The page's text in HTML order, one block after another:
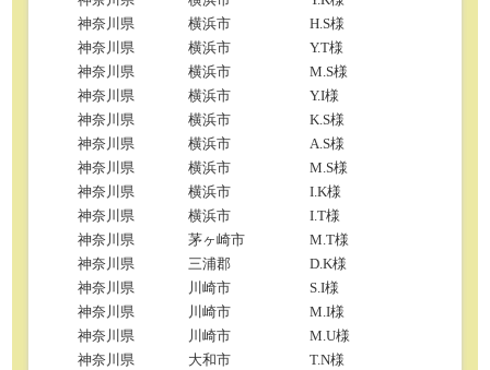
神奈川県
横浜市
H.S様
神奈川県
横浜市
Y.T様
神奈川県
横浜市
M.S様
神奈川県
横浜市
Y.I様
神奈川県
横浜市
K.S様
神奈川県
横浜市
A.S様
神奈川県
横浜市
M.S様
神奈川県
横浜市
I.K様
神奈川県
横浜市
I.T様
神奈川県
茅ヶ崎市
M.T様
神奈川県
三浦郡
D.K様
神奈川県
川崎市
S.I様
神奈川県
川崎市
M.I様
神奈川県
川崎市
M.U様
神奈川県
大和市
T.N様